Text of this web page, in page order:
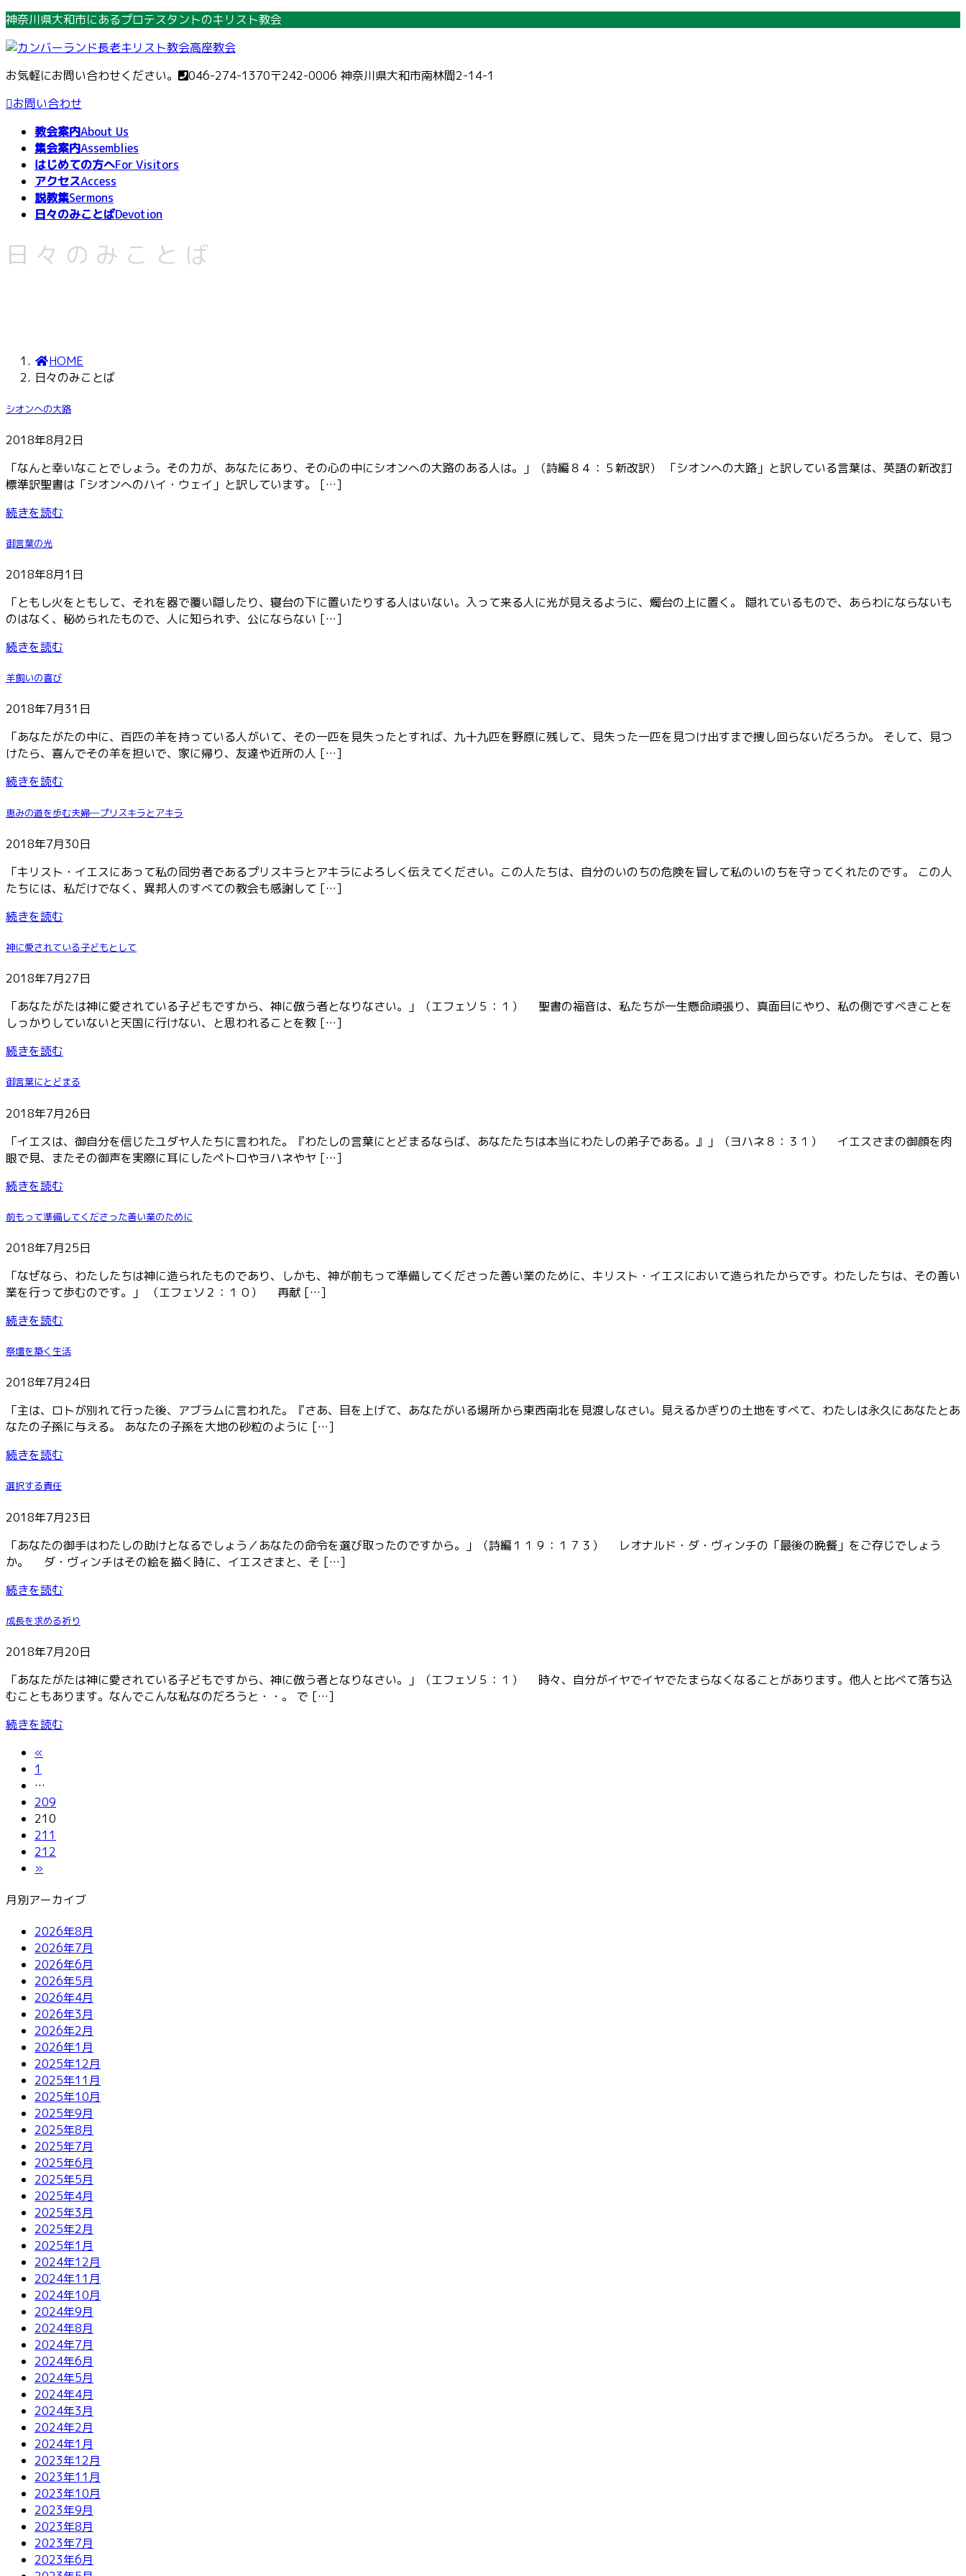
コ
テ
ン
ツ
へ
ナ
ゲ
ー
シ
ョ
神奈川県大和市にあるプロテスタントのキリスト教会
お気軽にお問い合わせください。 046-274-1370〒242-0006 神奈川県大和市南林間2-14-1
お問い合わせ
教会案内About Us
集会案内Assemblies
はじめての方へFor Visitors
アクセスAccess
説教集Sermons
日々のみことばDevotion
日々のみことば
HOME
日々のみことば
シオンへの大路
2018年8月2日
「なんと幸いなことでしょう。その力が、あなたにあり、その心の中にシオンへの大路のある人は。」（詩編８４：５新改訳） 「シオンへの大路」と訳している言葉は、英語の新改訂
標準訳聖書は「シオンへのハイ・ウェイ」と訳しています。 […]
続きを読む
御言葉の光
2018年8月1日
「ともし火をともして、それを器で覆い隠したり、寝台の下に置いたりする人はいない。入って来る人に光が見えるように、燭台の上に置く。 隠れているもので、あらわにならないも
のはなく、秘められたもので、人に知られず、公にならない […]
続きを読む
羊飼いの喜び
2018年7月31日
「あなたがたの中に、百匹の羊を持っている人がいて、その一匹を見失ったとすれば、九十九匹を野原に残して、見失った一匹を見つけ出すまで捜し回らないだろうか。 そして、見つ
けたら、喜んでその羊を担いで、家に帰り、友達や近所の人 […]
続きを読む
恵みの道を歩む夫婦―プリスキラとアキラ
2018年7月30日
「キリスト・イエスにあって私の同労者であるプリスキラとアキラによろしく伝えてください。この人たちは、自分のいのちの危険を冒して私のいのちを守ってくれたのです。 この人
たちには、私だけでなく、異邦人のすべての教会も感謝して […]
続きを読む
神に愛されている子どもとして
2018年7月27日
「あなたがたは神に愛されている子どもですから、神に倣う者となりなさい。」（エフェソ５：１） 聖書の福音は、私たちが一生懸命頑張り、真面目にやり、私の側ですべきことを
しっかりしていないと天国に行けない、と思われることを教 […]
続きを読む
御言葉にとどまる
2018年7月26日
「イエスは、御自分を信じたユダヤ人たちに言われた。『わたしの言葉にとどまるならば、あなたたちは本当にわたしの弟子である。』」（ヨハネ８：３１） イエスさまの御顔を肉
眼で見、またその御声を実際に耳にしたペトロやヨハネやヤ […]
続きを読む
前もって準備してくださった善い業のために
2018年7月25日
「なぜなら、わたしたちは神に造られたものであり、しかも、神が前もって準備してくださった善い業のために、キリスト・イエスにおいて造られたからです。わたしたちは、その善い
業を行って歩むのです。」 （エフェソ２：１０） 再献 […]
続きを読む
祭壇を築く生活
2018年7月24日
「主は、ロトが別れて行った後、アブラムに言われた。『さあ、目を上げて、あなたがいる場所から東西南北を見渡しなさい。見えるかぎりの土地をすべて、わたしは永久にあなたとあ
なたの子孫に与える。 あなたの子孫を大地の砂粒のように […]
続きを読む
選択する責任
2018年7月23日
「あなたの御手はわたしの助けとなるでしょう／あなたの命令を選び取ったのですから。」（詩編１１９：１７３） レオナルド・ダ・ヴィンチの「最後の晩餐」をご存じでしょう
か。 ダ・ヴィンチはその絵を描く時に、イエスさまと、そ […]
続きを読む
成長を求める祈り
2018年7月20日
「あなたがたは神に愛されている子どもですから、神に倣う者となりなさい。」（エフェソ５：１） 時々、自分がイヤでイヤでたまらなくなることがあります。他人と比べて落ち込
むこともあります。なんでこんな私なのだろうと・・。 で […]
続きを読む
投
稿
の
ペ
ー
送
り
«
固
定
ペ
ー
ジ
1
…
固
定
ペ
ー
ジ
209
固
定
ペ
ー
210
固
定
ペ
ジ
211
固
定
ー
212
»
月別アーカイブ
2026年8月
2026年7月
2026年6月
2026年5月
2026年4月
2026年3月
2026年2月
2026年1月
2025年12月
2025年11月
2025年10月
2025年9月
2025年8月
2025年7月
2025年6月
2025年5月
2025年4月
2025年3月
2025年2月
2025年1月
2024年12月
2024年11月
2024年10月
2024年9月
2024年8月
2024年7月
2024年6月
2024年5月
2024年4月
2024年3月
2024年2月
2024年1月
2023年12月
2023年11月
2023年10月
2023年9月
2023年8月
2023年7月
2023年6月